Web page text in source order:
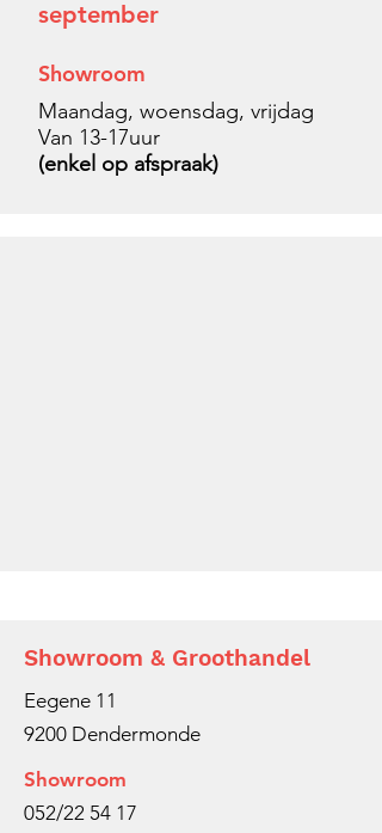
september
Showroom
Maandag, woensdag, vrijdag
Van 13-17uur
(enkel op afspraak)
Showroom & Groothandel
Eegene 11
9200 Dendermonde
Showroom
052/22 54 17